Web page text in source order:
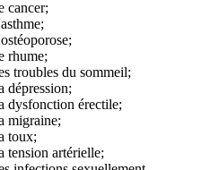
cancer;
rhume;
troubles du sommeil;
dépression;
dysfonction érectile;
migraine;
toux;
tension artérielle;